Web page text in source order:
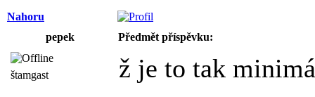
Nahoru
pepek
Předmět příspěvku:
štamgast ž je to tak